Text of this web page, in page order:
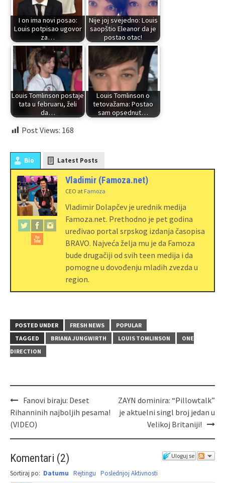
I on ima novi posao:
Louis potpisao ugovor
za…
Nije joj svejedno: Louis
saopštio Eleanor da je
postao otac!
Louis Tomlinson postaje
tata u februaru, želi
da…
Louis Tomlinson o
tetovažama: Postao
sam opsednut…
Post Views: 168
Bio Latest Posts
Vladimir (Famoza.net)
CEO at Famoza
Vladimir Dolapčev je urednik medija
Famoza.net. Prethodno je pet godina
uređivao portal srpskog izdanja časopisa
BRAVO. Najveća želja mu je da Famoza
bude drugačiji od svih teen medija i da
pomogne u dovođenju mladih zvezda u
region.
POSTED UNDER FRESH NEWS
POPULAR
TAGGED
BRIANA JUNGWIRTH LOUIS TOMLINSON
ONE
DIRECTION
Fanovi biraju: Deset
Rihanninih najboljih pesama!
(VIDEO)
ZAYN dominira: “Pillowtalk”
je aktuelni singl broj jedan u
Velikoj Britaniji!
Uloguj se
Komentari (2)
Sortiraj po: Datumu Rejtingu Poslednjoj Aktivnosti